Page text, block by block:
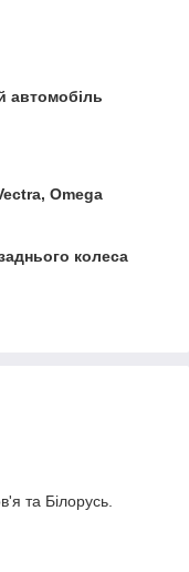
автомобіль
Omega
колеса
та Білорусь.